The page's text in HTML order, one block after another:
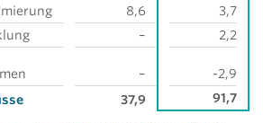
8,6
3,7
–
2,2
–
-2,9
37,9 91,7